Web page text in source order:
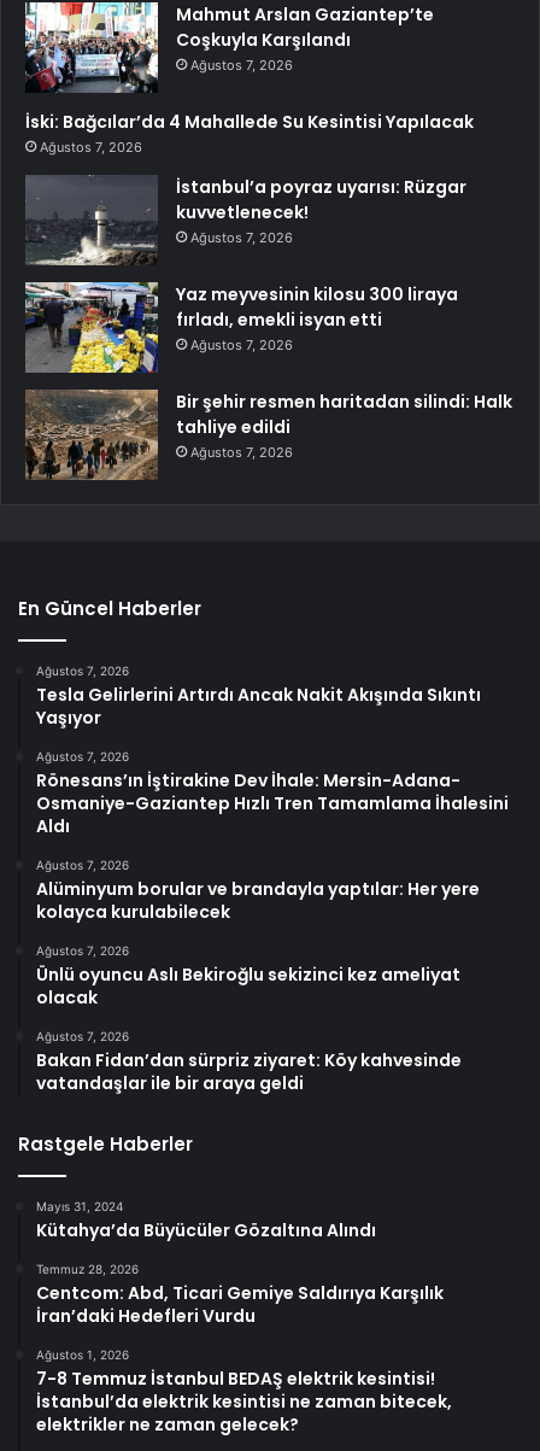
Mahmut Arslan Gaziantep’te
Coşkuyla Karşılandı
Ağustos 7, 2026
İski: Bağcılar’da 4 Mahallede Su Kesintisi Yapılacak
Ağustos 7, 2026
İstanbul’a poyraz uyarısı: Rüzgar
kuvvetlenecek!
Ağustos 7, 2026
Yaz meyvesinin kilosu 300 liraya
fırladı, emekli isyan etti
Ağustos 7, 2026
Bir şehir resmen haritadan silindi: Halk
tahliye edildi
Ağustos 7, 2026
En Güncel Haberler
Ağustos 7, 2026
Tesla Gelirlerini Artırdı Ancak Nakit Akışında Sıkıntı
Yaşıyor
Ağustos 7, 2026
Rönesans’ın İştirakine Dev İhale: Mersin-Adana-
Osmaniye-Gaziantep Hızlı Tren Tamamlama İhalesini
Aldı
Ağustos 7, 2026
Alüminyum borular ve brandayla yaptılar: Her yere
kolayca kurulabilecek
Ağustos 7, 2026
Ünlü oyuncu Aslı Bekiroğlu sekizinci kez ameliyat
olacak
Ağustos 7, 2026
Bakan Fidan’dan sürpriz ziyaret: Köy kahvesinde
vatandaşlar ile bir araya geldi
Rastgele Haberler
Mayıs 31, 2024
Kütahya’da Büyücüler Gözaltına Alındı
Temmuz 28, 2026
Centcom: Abd, Ticari Gemiye Saldırıya Karşılık
İran’daki Hedefleri Vurdu
Ağustos 1, 2026
7-8 Temmuz İstanbul BEDAŞ elektrik kesintisi!
İstanbul’da elektrik kesintisi ne zaman bitecek,
elektrikler ne zaman gelecek?